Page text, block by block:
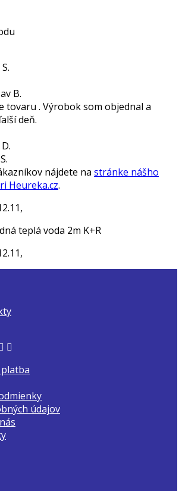
B.
tovaru . Výrobok som objednal a
deň.
nájdete na stránke nášho
Heureka.cz.
teplá voda 2m K+R

údajov